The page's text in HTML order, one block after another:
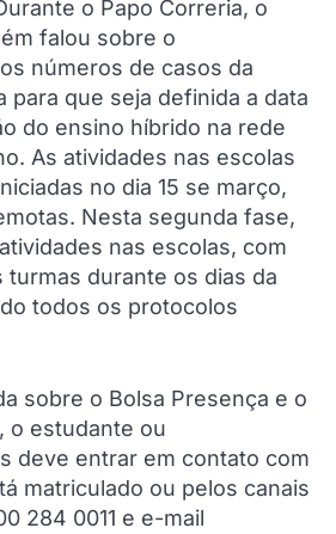
o Papo Correria, o
falou sobre o
números de casos da
para que seja definida a data
do ensino híbrido na rede
As atividades nas escolas
no dia 15 se março,
Nesta segunda fase,
nas escolas, com
turmas durante os dias da
todos os protocolos
sobre o Bolsa Presença e o
o estudante ou
deve entrar em contato com
matriculado ou pelos canais
284 0011 e e-mail